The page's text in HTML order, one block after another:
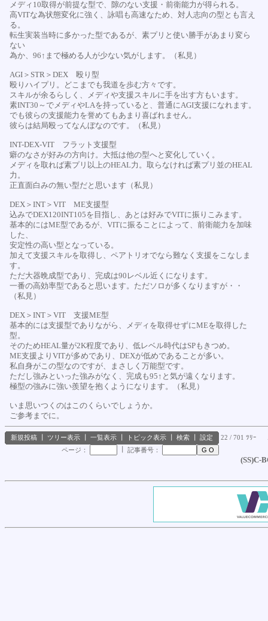
メディ10取得が前提な型で、隙のない支援・前衛能力が得られる。
高VITな為状態変化に強く、詠唱も高速なため、対人志向の型とも言え
る。
転生実装当時に多かった型であるが、素プリと使い勝手があまり変ら
ない
為か、96↑まで極める人が少ない気がします。（私見）
AGI＞STR＞DEX 殴り型
殴りハイプリ。どこまでも我道を歩む方々です。
スキルが余るらしく、メディや支援スキルに手を出す方もいます。
素INT30～でメディやLAを持っていると、普通にAGI支援になれます。
でも彼らの支援能力を誉めてもあまり喜ばれません。
彼らは結局殴ってなんぼなのです。（私見）
INT-DEX-VIT フラット支援型
癖のなさが好みの方向け。大抵は他の型へと変化していく。
メディを取れば素プリ以上のHEAL力。取らなければ素プリ並のHEAL
力。
正直面白みの無い型だと思います（私見）
DEX＞INT＞VIT ME支援型
込みでDEX120INT105を目指し、あとは好みでVITに振りこみます。
基本的にはME型であるが、VITに振ることによって、前衛能力を加味
した、
安定性の高い型となっている。
加えて支援スキルを取得し、ペアトリオでなら難なく支援をこなしま
す。
ただ大器晩成型であり、完成は90レベル近くになります。
一番の高効率型であると思います。ただソロが多くなりますが・・
（私見）
DEX＞INT＞VIT 支援ME型
基本的には支援型でありながら、メディを取得せずにMEを取得した
型。
そのためHEAL量が2K程度であり、低レベル時代はSPもきつめ。
ME支援よりVITが多めであり、DEXが低めであることが多い。
私自身がこの型なのですが、まさしく万能型です。
ただし強みといった強みがなく、完成も95↑と気が遠くなります。
極型の強みに強い羨望を抱くようになります。（私見）
いま思いつくのはこのくらいでしょうか。
ご参考までに。
新規投稿 ツリー表示 一覧表示 トピック表示 検索 設定 22 / 701 ﾂﾘｰ
ページ： 記事番号：
(SS)C-